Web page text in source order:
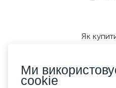
Як
Ми приймаємо:
Ми
cookie